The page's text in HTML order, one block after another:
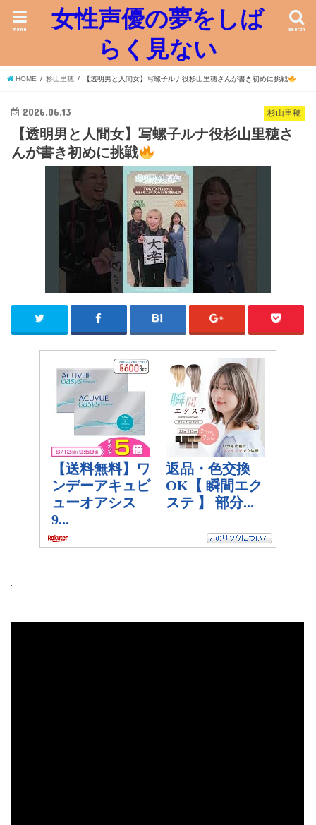
女性声優の夢をしば
らく見ない
search
menu
HOME 杉山里穂 【透明男と人間女】写螺子ルナ役杉山里穂さんが書き初めに挑戦
杉山里穂
2026.06.13
【透明男と人間女】写螺子ルナ役杉山里穂さ
んが書き初めに挑戦